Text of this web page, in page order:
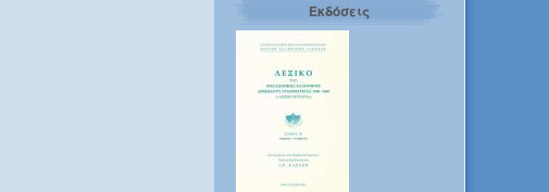
Εκδόσεις